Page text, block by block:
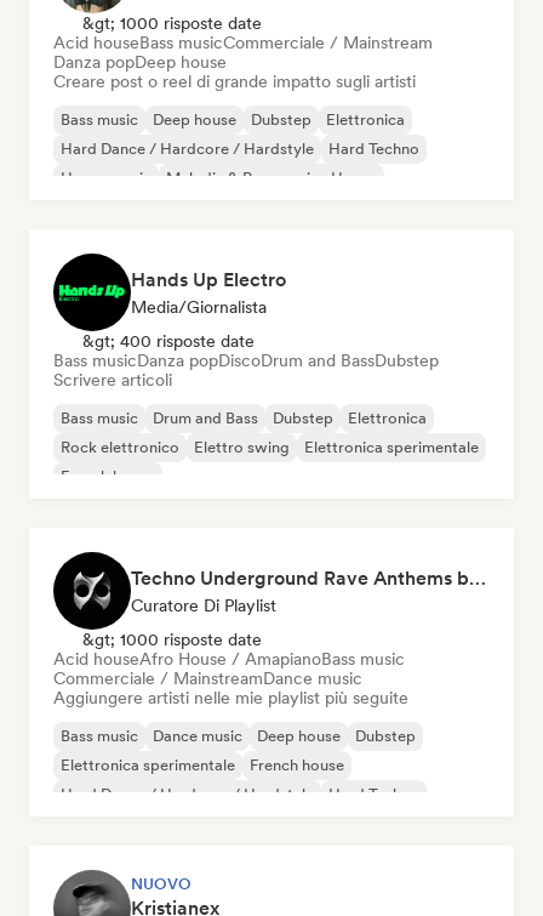
&gt; 1000 risposte date
Acid houseBass musicCommerciale / Mainstream
Danza popDeep house
Creare post o reel di grande impatto sugli artisti
Bass music Deep house Dubstep
Elettronica
Hard Dance / Hardcore / Hardstyle
Hard Techno
House music
Melodic & Progressive House
Hands Up Electro
Media/Giornalista
&gt; 400 risposte date
Bass musicDanza popDiscoDrum and BassDubstep
Scrivere articoli
Bass music Drum and Bass Dubstep
Elettronica
Rock elettronico
Elettro swing
Elettronica sperimentale
French house
Techno Underground Rave Anthems by Orphium
Curatore Di Playlist
&gt; 1000 risposte date
Acid houseAfro House / AmapianoBass music
Commerciale / MainstreamDance music
Aggiungere artisti nelle mie playlist più seguite
Bass music Dance music Deep house
Dubstep
Elettronica sperimentale
French house
Hard Dance / Hardcore / Hardstyle
Hard Techno
NUOVO
Kristianex